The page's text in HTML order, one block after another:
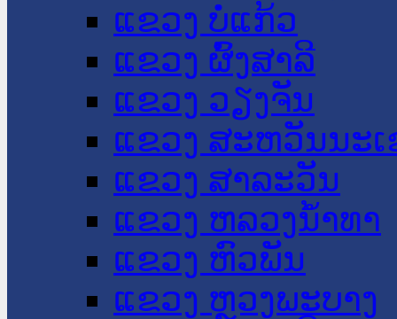
ແຂວງ ບໍ່ແກ້ວ
ແຂວງ ຜົ້ງສາລີ
ແຂວງ ວຽງຈັນ
ແຂວງ ສະຫວັນນະ
ແຂວງ ສາລະວັນ
ແຂວງ ຫລວງນໍ້າທາ
ແຂວງ ຫົວພັນ
ແຂວງ ຫຼວງພະບາງ